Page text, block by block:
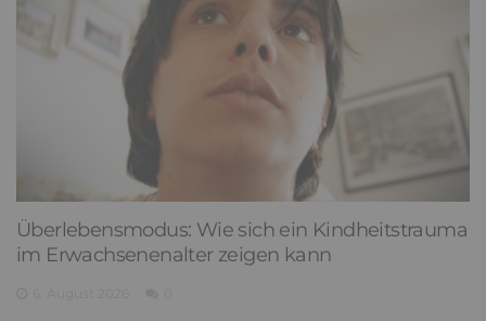
Überlebensmodus: Wie sich ein Kindheitstrauma
im Erwachsenenalter zeigen kann